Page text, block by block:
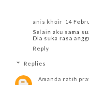
anis khoir
14
Selain aku sama
Dia suka rasa
Reply
Replies
Amanda ratih